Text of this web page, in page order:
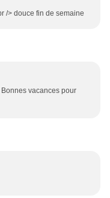
/> douce fin de semaine
vacances pour